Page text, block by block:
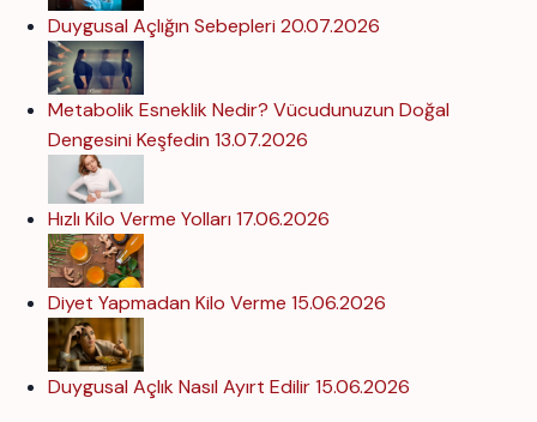
Duygusal Açlığın Sebepleri 20.07.2026
Metabolik Esneklik Nedir? Vücudunuzun Doğal
Dengesini Keşfedin 13.07.2026
Hızlı Kilo Verme Yolları 17.06.2026
Diyet Yapmadan Kilo Verme 15.06.2026
Duygusal Açlık Nasıl Ayırt Edilir15.06.2026